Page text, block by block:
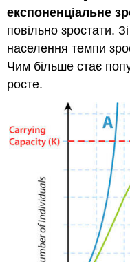
експоненціальне
повільно зростати.
населення темпи
Чим більше стає
росте.